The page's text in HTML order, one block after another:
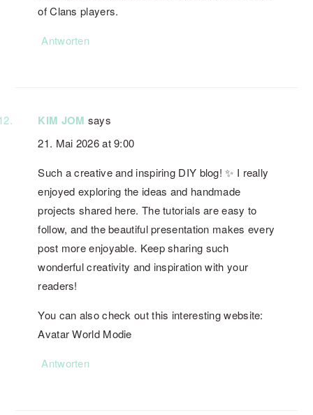
of Clans players.
Antworten
KIM JOM says
21. Mai 2026 at 9:00
Such a creative and inspiring DIY blog! ✨ I really
enjoyed exploring the ideas and handmade
projects shared here. The tutorials are easy to
follow, and the beautiful presentation makes every
post more enjoyable. Keep sharing such
wonderful creativity and inspiration with your
readers!
You can also check out this interesting website:
Avatar World Modie
Antworten